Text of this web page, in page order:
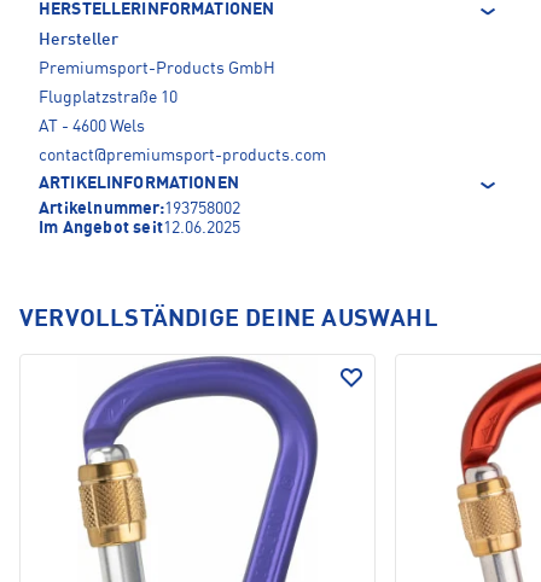
HERSTELLERINFORMATIONEN
Hersteller
Premiumsport-Products GmbH
Flugplatzstraße 10
AT - 4600 Wels
contact@premiumsport-products.com
ARTIKELINFORMATIONEN
Artikelnummer:193758002
Im Angebot seit12.06.2025
VERVOLLSTÄNDIGE DEINE AUSWAHL